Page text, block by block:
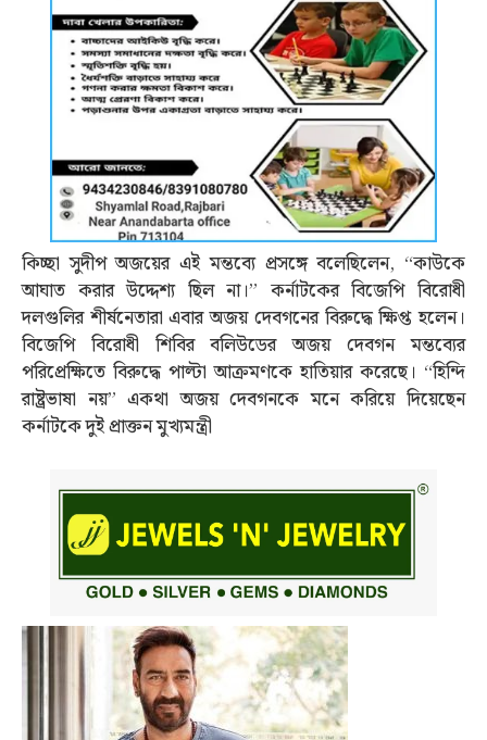
কিচ্ছা সুদীপ অজয়ের এই মন্তব্যে প্রসঙ্গে বলেছিলেন, “কাউকে
আঘাত করার উদ্দেশ্য ছিল না।” কর্নাটকের বিজেপি বিরোধী
দলগুলির শীর্ষনেতারা এবার অজয় দেবগনের বিরুদ্ধে ক্ষিপ্ত হলেন।
বিজেপি বিরোধী শিবির বলিউডের অজয় দেবগন মন্তব্যের
পরিপ্রেক্ষিতে বিরুদ্ধে পাল্টা আক্রমণকে হাতিয়ার করেছে। “হিন্দি
রাষ্ট্রভাষা নয়” একথা অজয় দেবগনকে মনে করিয়ে দিয়েছেন
কর্নাটকে দুই প্রাক্তন মুখ্যমন্ত্রী